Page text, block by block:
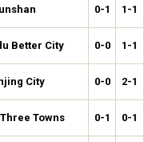
0-1 1-1
Better City 0-0 1-1
City 0-0 2-1
Towns 0-1 0-1